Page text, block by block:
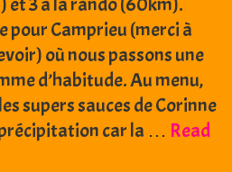
pour Camprieu (merci à
où nous passons une
d’habitude. Au menu,
supers sauces de Corinne
précipitation car la … Read